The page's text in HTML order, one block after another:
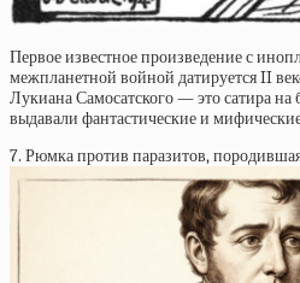
Первое известное произведение с
межпланетной войной датируется II
Лукиана Самосатского — это сатира на
выдавали фантастические и
7. Рюмка против паразитов,